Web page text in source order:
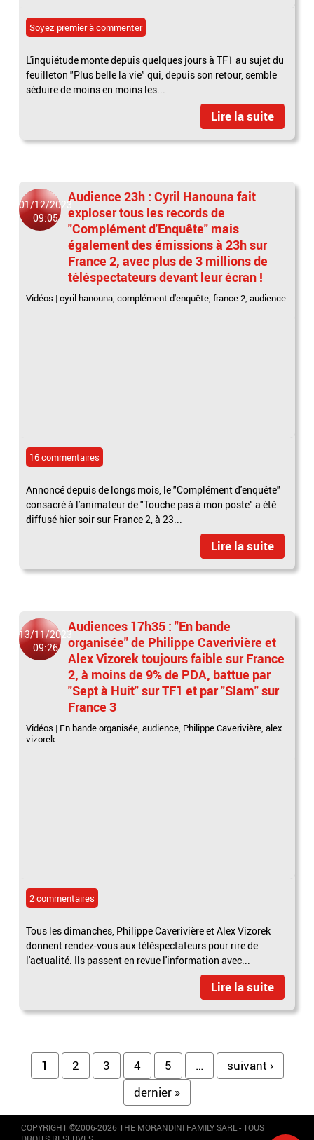
Soyez premier à commenter
L'inquiétude monte depuis quelques jours à TF1 au sujet du
feuilleton "Plus belle la vie" qui, depuis son retour, semble
séduire de moins en moins les...
Lire la suite
01/12/2023
09:05
Audience 23h : Cyril Hanouna fait
exploser tous les records de
"Complément d'Enquête" mais
également des émissions à 23h sur
France 2, avec plus de 3 millions de
téléspectateurs devant leur écran !
Vidéos |cyril hanouna,complément d'enquête,france 2,audience
16 commentaires
Annoncé depuis de longs mois, le "Complément d'enquête"
consacré à l'animateur de "Touche pas à mon poste" a été
diffusé hier soir sur France 2, à 23...
Lire la suite
13/11/2023
09:26
Audiences 17h35 : "En bande
organisée" de Philippe Caverivière et
Alex Vizorek toujours faible sur France
2, à moins de 9% de PDA, battue par
"Sept à Huit" sur TF1 et par "Slam" sur
France 3
Vidéos | En bande organisée,audience, Philippe Caverivière,alex
vizorek
2 commentaires
Tous les dimanches, Philippe Caverivière et Alex Vizorek
donnent rendez-vous aux téléspectateurs pour rire de
l'actualité. Ils passent en revue l'information avec...
Lire la suite
Pages
1 2 3 4 5 …
suivant ›
dernier »
COPYRIGHT ©2006-2026 THE MORANDINI FAMILY SARL - TOUS